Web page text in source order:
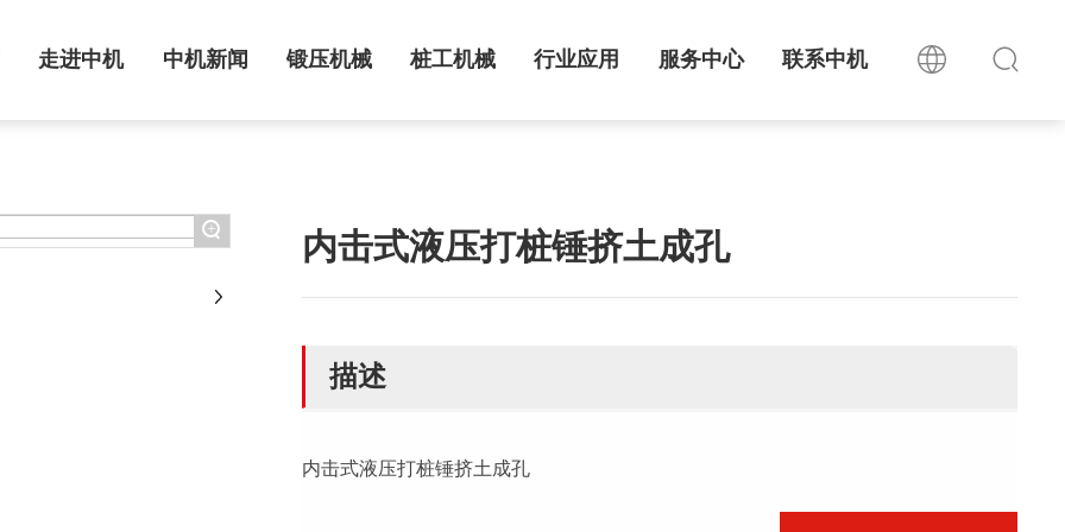
走进中机 中机新闻 锻压机械 桩工机械 行业应用 服务中心 联系中机
+ 内击式液压打桩锤挤土成孔
描述
内击式液压打桩锤挤土成孔